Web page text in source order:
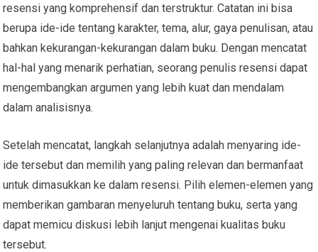
resensi yang komprehensif dan terstruktur. Catatan ini bisa
berupa ide-ide tentang karakter, tema, alur, gaya penulisan, atau
bahkan kekurangan-kekurangan dalam buku. Dengan mencatat
hal-hal yang menarik perhatian, seorang penulis resensi dapat
mengembangkan argumen yang lebih kuat dan mendalam
dalam analisisnya.
Setelah mencatat, langkah selanjutnya adalah menyaring ide-
ide tersebut dan memilih yang paling relevan dan bermanfaat
untuk dimasukkan ke dalam resensi. Pilih elemen-elemen yang
memberikan gambaran menyeluruh tentang buku, serta yang
dapat memicu diskusi lebih lanjut mengenai kualitas buku
tersebut.